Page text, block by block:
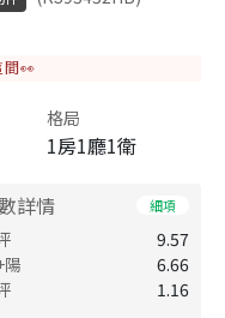
間👀
格局
1房1廳1衛
詳情 細項
9.57
陽
6.66
1.16